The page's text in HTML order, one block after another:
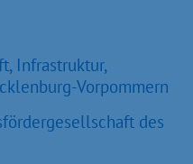
Infrastruktur,
Vorpommern
des